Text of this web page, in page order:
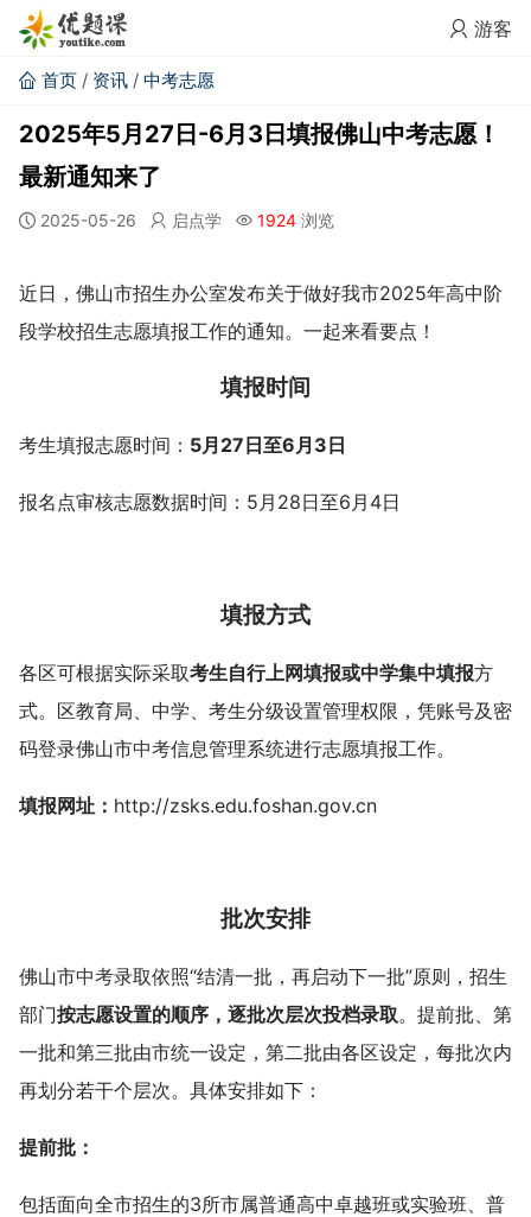
游客
首页 / 资讯 / 中考志愿
2025年5月27日-6月3日填报佛山中考志愿！
最新通知来了
2025-05-26 启点学 1924 浏览
近日，佛山市招生办公室发布关于做好我市2025年高中阶
段学校招生志愿填报工作的通知。一起来看要点！
填报时间
考生填报志愿时间： 5月27日至6月3日
报名点审核志愿数据时间：5月28日至6月4日
填报方式
各区可根据实际采取考生自行上网填报或中学集中填报方
式。区教育局、中学、考生分级设置管理权限，凭账号及密
码登录佛山市中考信息管理系统进行志愿填报工作。
填报网址： http://zsks.edu.foshan.gov.cn
批次安排
佛山市中考录取依照“结清一批，再启动下一批”原则，招生
部门按志愿设置的顺序，逐批次层次投档录取。提前批、第
一批和第三批由市统一设定，第二批由各区设定，每批次内
再划分若干个层次。具体安排如下：
提前批：
包括面向全市招生的3所市属普通高中卓越班或实验班、普